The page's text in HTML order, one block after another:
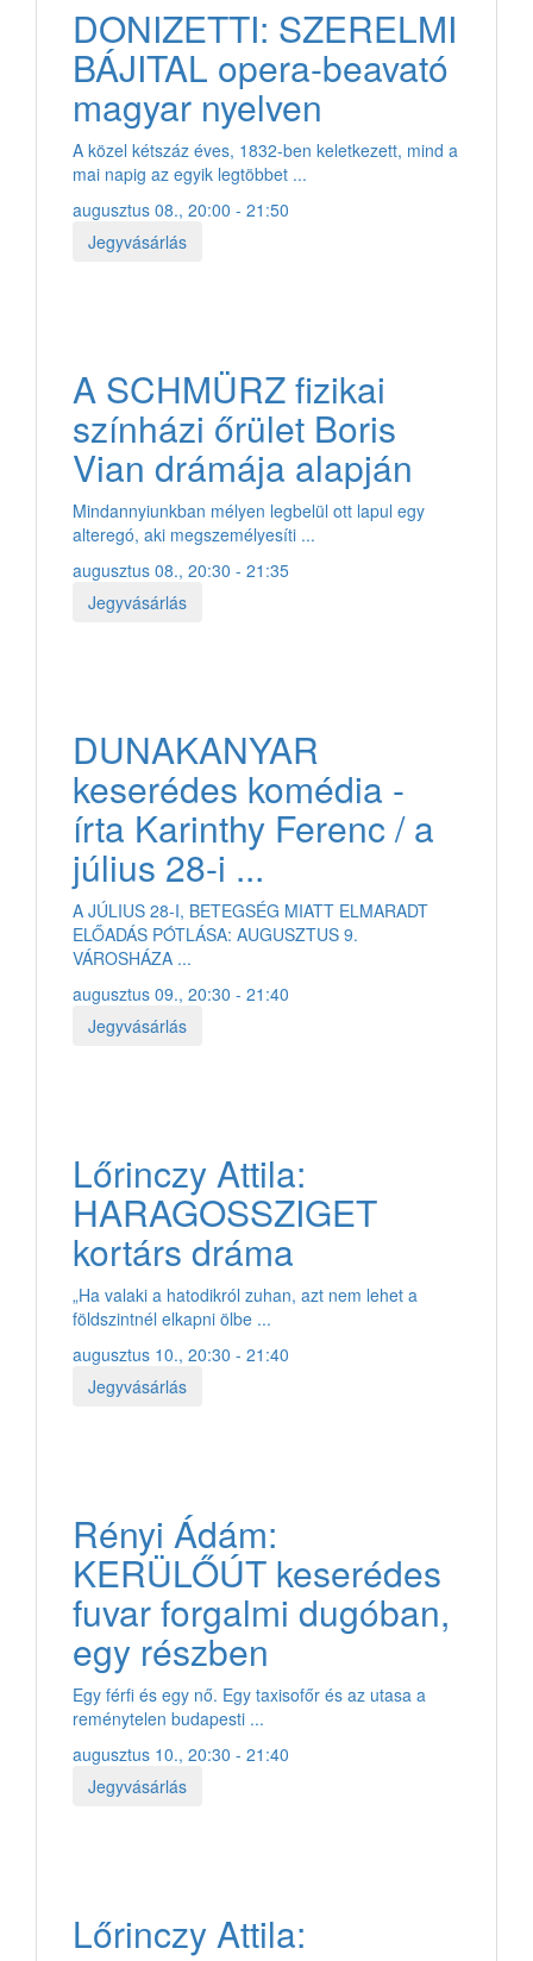
DONIZETTI: SZERELMI
BÁJITAL opera-beavató
magyar nyelven
A közel kétszáz éves, 1832-ben keletkezett, mind a
mai napig az egyik legtöbbet ...
augusztus 08., 20:00 - 21:50
Jegyvásárlás
A SCHMÜRZ fizikai
színházi őrület Boris
Vian drámája alapján
Mindannyiunkban mélyen legbelül ott lapul egy
alteregó, aki megszemélyesíti ...
augusztus 08., 20:30 - 21:35
Jegyvásárlás
DUNAKANYAR
keserédes komédia -
írta Karinthy Ferenc / a
július 28-i ...
A JÚLIUS 28-I, BETEGSÉG MIATT ELMARADT
ELŐADÁS PÓTLÁSA: AUGUSZTUS 9.
VÁROSHÁZA ...
augusztus 09., 20:30 - 21:40
Jegyvásárlás
Lőrinczy Attila:
HARAGOSSZIGET
kortárs dráma
„Ha valaki a hatodikról zuhan, azt nem lehet a
földszintnél elkapni ölbe ...
augusztus 10., 20:30 - 21:40
Jegyvásárlás
Rényi Ádám:
KERÜLŐÚT keserédes
fuvar forgalmi dugóban,
egy részben
Egy férfi és egy nő. Egy taxisofőr és az utasa a
reménytelen budapesti ...
augusztus 10., 20:30 - 21:40
Jegyvásárlás
Lőrinczy Attila: